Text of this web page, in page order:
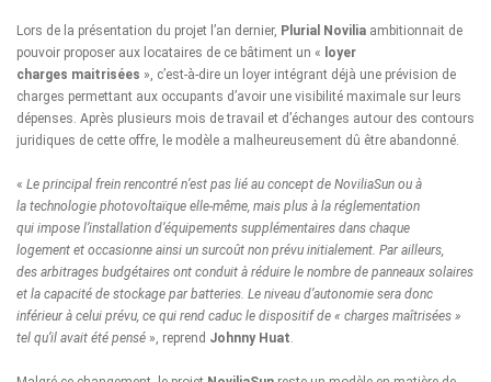
Lors de la présentation du projet l’an dernier, Plurial Novilia ambitionnait de
pouvoir proposer aux locataires de ce bâtiment un « loyer
charges maitrisées », c’est-à-dire un loyer intégrant déjà une prévision de
charges permettant aux occupants d’avoir une visibilité maximale sur leurs
dépenses. Après plusieurs mois de travail et d’échanges autour des contours
juridiques de cette offre, le modèle a malheureusement dû être abandonné.
« Le principal frein rencontré n’est pas lié au concept de NoviliaSun ou à
la technologie photovoltaïque elle-même, mais plus à la réglementation
qui impose l’installation d’équipements supplémentaires dans chaque
logement et occasionne ainsi un surcoût non prévu initialement. Par ailleurs,
des arbitrages budgétaires ont conduit à réduire le nombre de panneaux solaires
et la capacité de stockage par batteries. Le niveau d’autonomie sera donc
inférieur à celui prévu, ce qui rend caduc le dispositif de « charges maîtrisées »
tel qu’il avait été pensé », reprend Johnny Huat.